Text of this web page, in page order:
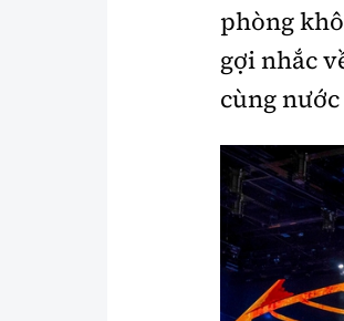
phòng
gợi nhắc
cùng